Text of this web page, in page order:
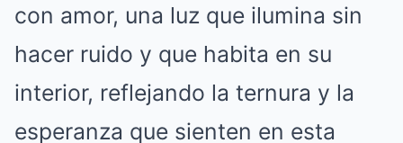
con amor, una luz que ilumina sin
hacer ruido y que habita en su
interior, reflejando la ternura y la
esperanza que sienten en esta